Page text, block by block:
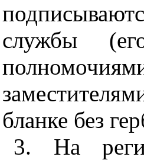
службы
бланке без
3. На